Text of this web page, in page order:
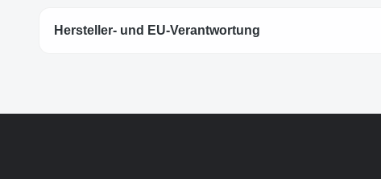
Hersteller- und EU-Verantwortung